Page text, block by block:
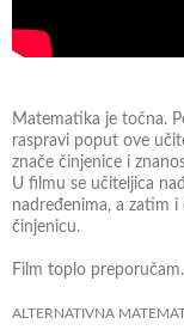
Matematika je točna.
raspravi poput ove
znače činjenice i
U filmu se učiteljica
nadređenima, a zatim
činjenicu.
Film toplo preporučam.
ALTERNATIVNA